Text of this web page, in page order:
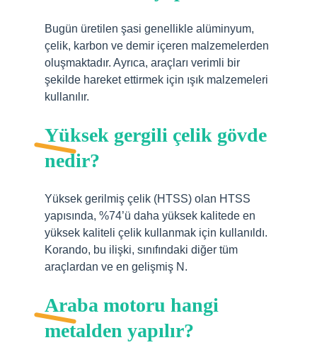
Bugün üretilen şasi genellikle alüminyum,
çelik, karbon ve demir içeren malzemelerden
oluşmaktadır. Ayrıca, araçları verimli bir
şekilde hareket ettirmek için ışık malzemeleri
kullanılır.
Yüksek gergili çelik gövde
nedir?
Yüksek gerilmiş çelik (HTSS) olan HTSS
yapısında, %74’ü daha yüksek kalitede en
yüksek kaliteli çelik kullanmak için kullanıldı.
Korando, bu ilişki, sınıfındaki diğer tüm
araçlardan ve en gelişmiş N.
Araba motoru hangi
metalden yapılır?